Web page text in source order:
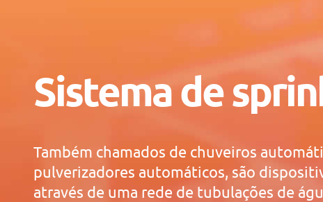
Sistema de
Também chamados de chuveiros
pulverizadores automáticos, são
através de uma rede de tubulações de